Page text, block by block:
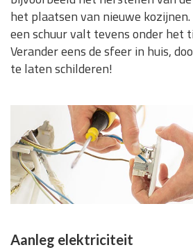
het plaatsen van nieuwe
een schuur valt tevens onder het
Verander eens de sfeer in huis,
te laten schilderen!
Aanleg elektriciteit